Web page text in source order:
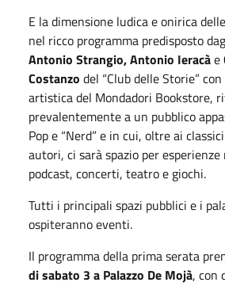
E la dimensione ludica e onirica
nel ricco programma predisposto
Antonio Strangio, Antonio Ieracàe
Costanzo del “Club delle Storie”
artistica del Mondadori Bookstore,
prevalentemente a un pubblico
Pop e “Nerd” e in cui, oltre ai
autori, ci sarà spazio per
podcast, concerti, teatro e giochi.
Tutti i principali spazi pubblici e i
ospiteranno eventi.
Il programma della prima serata
di sabato 3 a Palazzo De Mojà, con